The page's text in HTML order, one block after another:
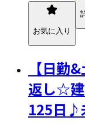
お気に入り
【日勤
返し☆建
125日♪